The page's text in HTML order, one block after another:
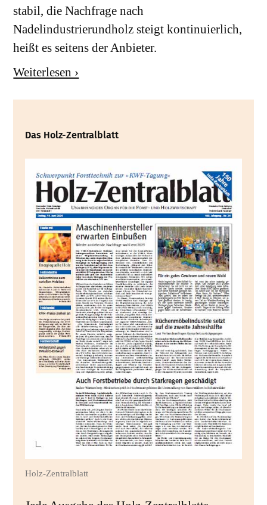
stabil, die Nachfrage nach
Nadelindustrierundholz steigt kontinuierlich,
heißt es seitens der Anbieter.
Weiterlesen ›
Das Holz-Zentralblatt
Holz-Zentralblatt